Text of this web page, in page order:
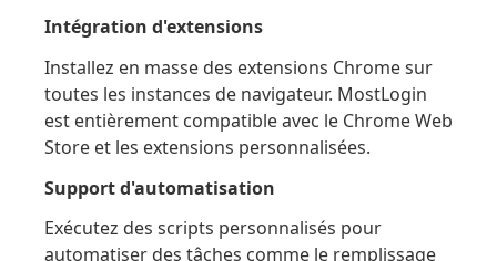
Intégration d'extensions
Installez en masse des extensions Chrome sur
toutes les instances de navigateur. MostLogin
est entièrement compatible avec le Chrome Web
Store et les extensions personnalisées.
Support d'automatisation
Exécutez des scripts personnalisés pour
automatiser des tâches comme le remplissage